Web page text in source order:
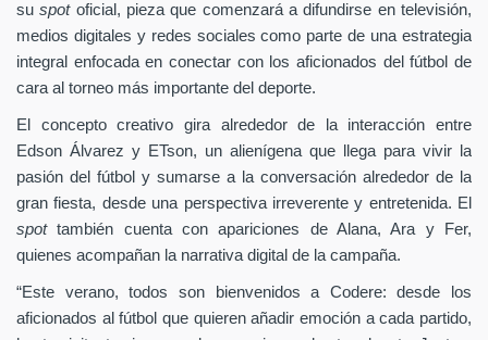
suspot oficial, pieza que comenzará a difundirse en televisión,
medios digitales y redes sociales como parte de una estrategia
integral enfocada en conectar con los aficionados del fútbol de
cara al torneo más importante del deporte.
El concepto creativo gira alrededor de la interacción entre
Edson Álvarez y ETson, un alienígena que llega para vivir la
pasión del fútbol y sumarse a la conversación alrededor de la
gran fiesta, desde una perspectiva irreverente y entretenida. El
spottambién cuenta con apariciones de Alana, Ara y Fer,
quienes acompañan la narrativa digital de la campaña.
“Este verano, todos son bienvenidos a Codere: desde los
aficionados al fútbol que quieren añadir emoción a cada partido,